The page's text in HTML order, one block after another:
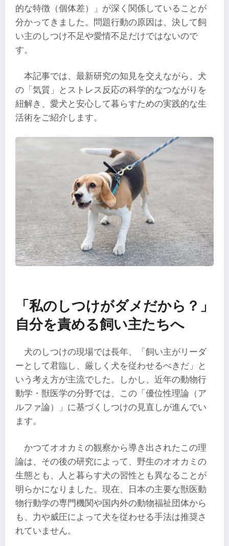
的な特徴（個体差）」が深く関係していることが
分かってきました。問題行動の原因は、決して飼
い主のしつけ不足や愛情不足だけではないので
す。
本記事では、最新研究の知見を交えながら、犬
の「気質」とストレス反応の科学的なつながりを
紐解き、愛犬と安心して暮らすための実践的な生
活術をご紹介します。
「私のしつけがダメだから？」
自分を責める飼い主たちへ
犬のしつけの現場では長年、「飼い主がリーダ
ーとして君臨し、厳しく犬を従わせるべきだ」と
いう考え方が主流でした。しかし、近年の動物行
動学・獣医学の分野では、この「優位性理論（ア
ルファ論）」に基づくしつけの見直しが進んでい
ます。
かつてオオカミの観察から導き出されたこの理
論は、その後の研究によって、野生のオオカミの
生態とも、人と暮らす犬の習性とも異なることが
明らかになりました。現在、日本の主要な獣医動
物行動学の専門機関や国内外の動物福祉団体から
も、力や威圧によって犬を従わせる手法は推奨さ
れていません。